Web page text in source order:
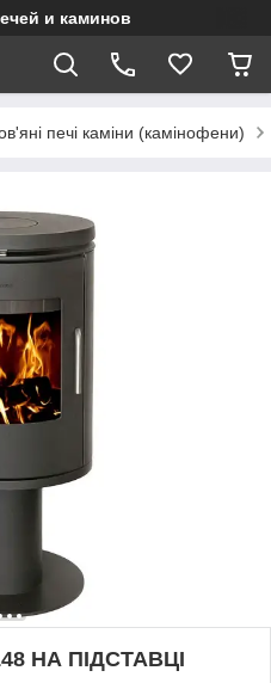
и каминов
печі каміни (камінофени)
НА ПІДСТАВЦІ